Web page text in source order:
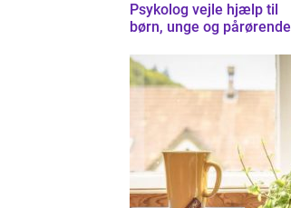
Psykolog vejle hjælp til
børn, unge og pårørende